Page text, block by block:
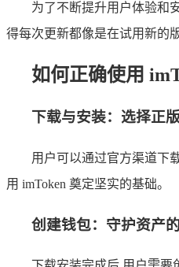
为了不断提升用户体验和
得每次更新都像是在试用新的
如何正确使用
下载与安装：选择正
用户可以通过官方渠道下
用 imToken 奠定坚实的基础。
创建钱包：守护资产